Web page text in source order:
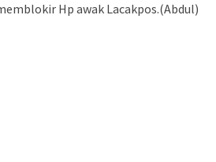
Hp awak Lacakpos.(Abdul)